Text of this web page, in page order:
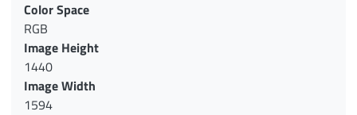
Color Space
RGB
Image Height
1440
Image Width
1594